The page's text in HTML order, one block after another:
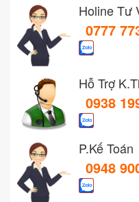
Holine Tư
0777
Hỗ Trợ
0938
P.Kế Toán
0948